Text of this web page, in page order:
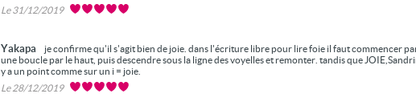
Le 31/12/2019
Yakapa
je confirme qu'il s'agit bien de joie. dans l'écriture libre pour lire foie il faut commencer
une boucle par le haut, puis descendre sous la ligne des voyelles et remonter. tandis que
y a un point comme sur un i = joie.
Le 28/12/2019